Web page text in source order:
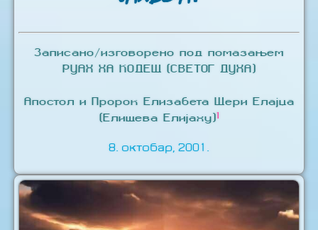
Записано/изговорено под помазањем
РУАХ ХА КОДЕШ (СВЕТОГ ДУХА)
Апостол и Пророк Елизабета Шери Елајџа
(Елишева Елијаху)1
8. октобар, 2001.